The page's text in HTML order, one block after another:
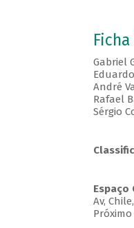
Gabriel
André
Rafael
Sérgio
Espaço
Av,